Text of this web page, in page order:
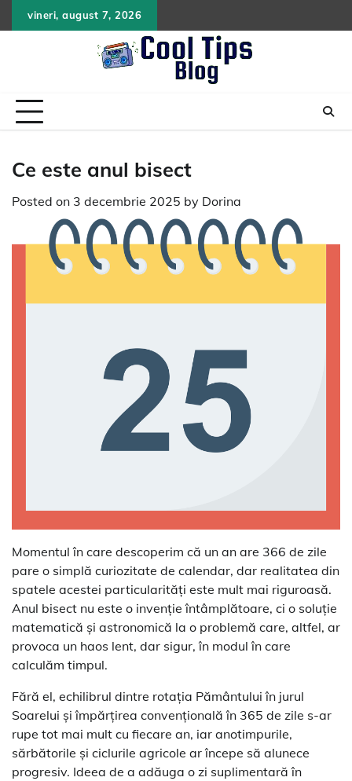
to
vineri, august 7, 2026
Ce este anul bisect
Posted on 3 decembrie 2025 by Dorina
Momentul în care descoperim că un an are 366 de zile
pare o simplă curiozitate de calendar, dar realitatea din
spatele acestei particularități este mult mai riguroasă.
Anul bisect nu este o invenție întâmplătoare, ci o soluție
matematică și astronomică la o problemă care, altfel, ar
provoca un haos lent, dar sigur, în modul în care
calculăm timpul.
Fără el, echilibrul dintre rotația Pământului în jurul
Soarelui și împărțirea convențională în 365 de zile s-ar
rupe tot mai mult cu fiecare an, iar anotimpurile,
sărbătorile și ciclurile agricole ar începe să alunece
progresiv. Ideea de a adăuga o zi suplimentară în